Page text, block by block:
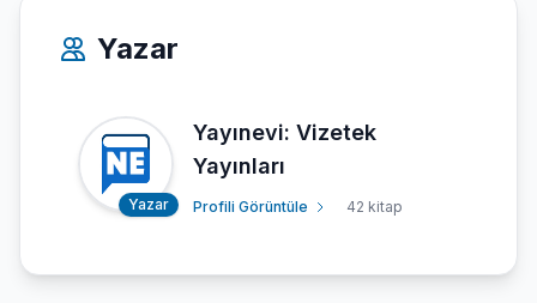
Yazar
Yazar
Yayınevi: Vizetek
Yayınları
Profili Görüntüle 42 kitap